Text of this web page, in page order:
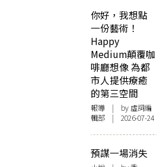
你好，我想點
一份藝術！
Happy
Medium顛覆咖
啡廳想像 為都
市人提供療癒
的第三空間
報導 | by 虛詞編
輯部 | 2026-07-24
預謀一場消失